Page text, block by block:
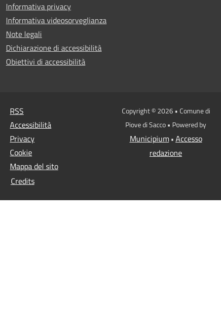
Informativa privacy
Informativa videosorveglianza
Note legali
Dichiarazione di accessibilità
Obiettivi di accessibilità
RSS
Accessibilità
Privacy
Cookie
Mappa del sito
Credits
Copyright © 2026 • Comune di
Piove di Sacco • Powered by
Municipium• Accesso
redazione